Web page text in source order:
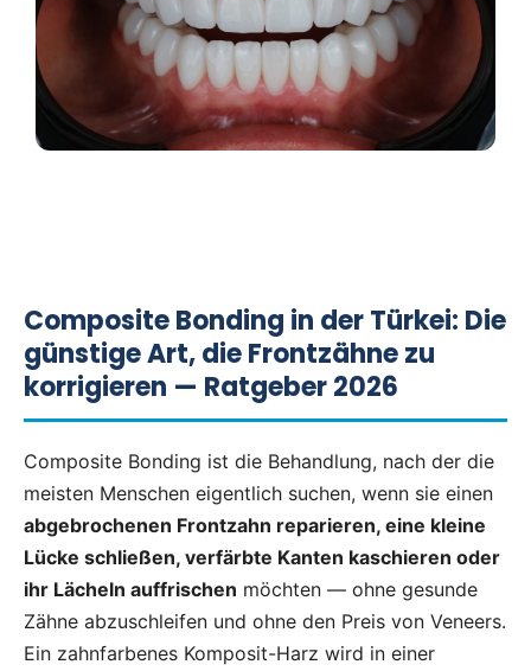
Composite Bonding in der Türkei: Die
günstige Art, die Frontzähne zu
korrigieren — Ratgeber 2026
Composite Bonding ist die Behandlung, nach der die
meisten Menschen eigentlich suchen, wenn sie einen
abgebrochenen Frontzahn reparieren, eine kleine
Lücke schließen, verfärbte Kanten kaschieren oder
ihr Lächeln auffrischen möchten — ohne gesunde
Zähne abzuschleifen und ohne den Preis von Veneers.
Ein zahnfarbenes Komposit-Harz wird in einer